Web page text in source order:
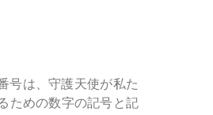
号は、守護天使が私た
ための数字の記号と記